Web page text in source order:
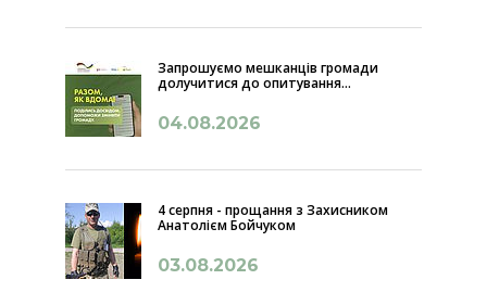
Запрошуємо мешканців громади
долучитися до опитування...
04.08.2026
4 серпня - прощання з Захисником
Анатолієм Бойчуком
03.08.2026